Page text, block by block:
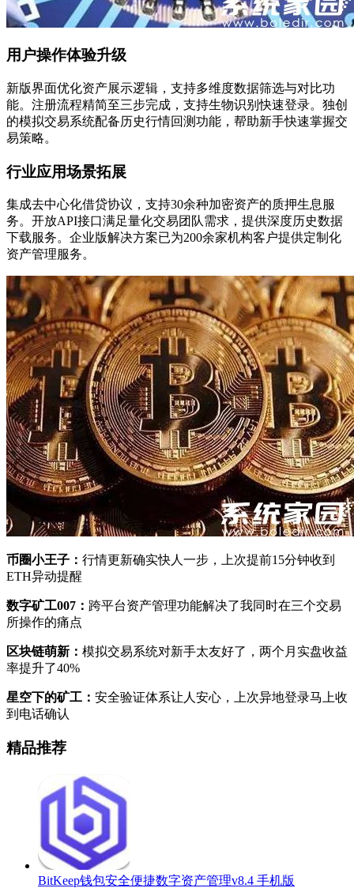
用户操作体验升级
新版界面优化资产展示逻辑，支持多维度数据筛选与对比功
能。注册流程精简至三步完成，支持生物识别快速登录。独创
的模拟交易系统配备历史行情回测功能，帮助新手快速掌握交
易策略。
行业应用场景拓展
集成去中心化借贷协议，支持30余种加密资产的质押生息服
务。开放API接口满足量化交易团队需求，提供深度历史数据
下载服务。企业版解决方案已为200余家机构客户提供定制化
资产管理服务。
币圈小王子： 行情更新确实快人一步，上次提前15分钟收到
ETH异动提醒
数字矿工007： 跨平台资产管理功能解决了我同时在三个交易
所操作的痛点
区块链萌新： 模拟交易系统对新手太友好了，两个月实盘收益
率提升了40%
星空下的矿工： 安全验证体系让人安心，上次异地登录马上收
到电话确认
精品推荐
BitKeep钱包安全便捷数字资产管理v8.4 手机版